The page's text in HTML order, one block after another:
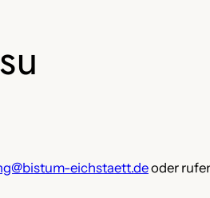
eichstaett.deoder